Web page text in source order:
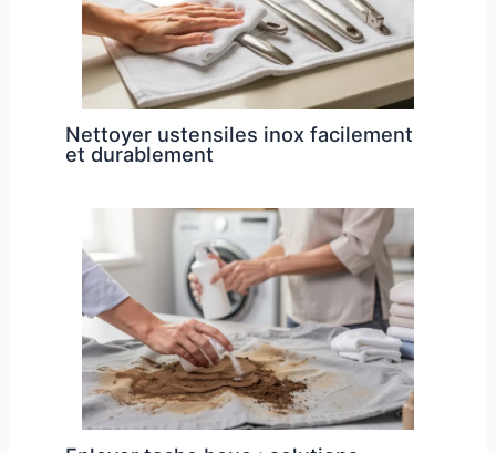
Nettoyer ustensiles inox facilement
et durablement